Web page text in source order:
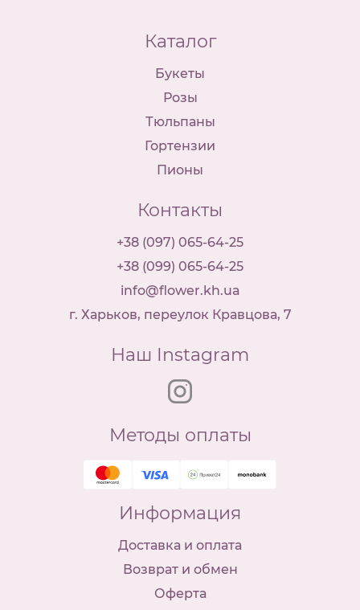
Каталог
Букеты
Розы
Тюльпаны
Гортензии
Пионы
Контакты
+38 (097) 065-64-25
+38 (099) 065-64-25
info@flower.kh.ua
г. Харьков, переулок Кравцова, 7
Наш Instagram
Методы оплаты
Информация
Доставка и оплата
Возврат и обмен
Оферта